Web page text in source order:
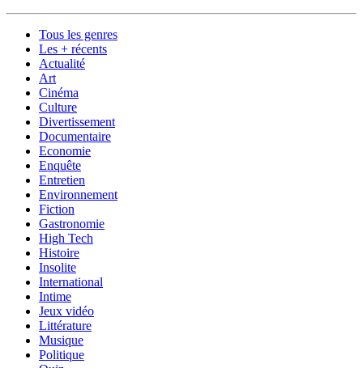
Tous les genres
Les + récents
Actualité
Art
Cinéma
Culture
Divertissement
Documentaire
Economie
Enquête
Entretien
Environnement
Fiction
Gastronomie
High Tech
Histoire
Insolite
International
Intime
Jeux vidéo
Littérature
Musique
Politique